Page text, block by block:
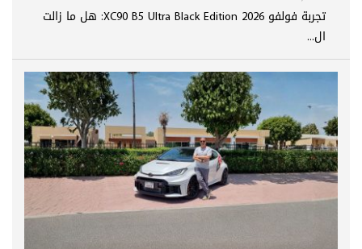
تجربة فولفو XC90 B5 Ultra Black Edition 2026: هل ما زالت
ال...